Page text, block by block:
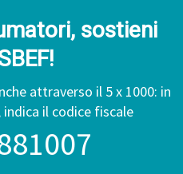
sostieni
attraverso il 5 x 1000: in
il codice fiscale